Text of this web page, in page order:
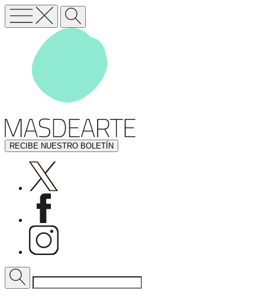
RECIBE NUESTRO BOLETÍN